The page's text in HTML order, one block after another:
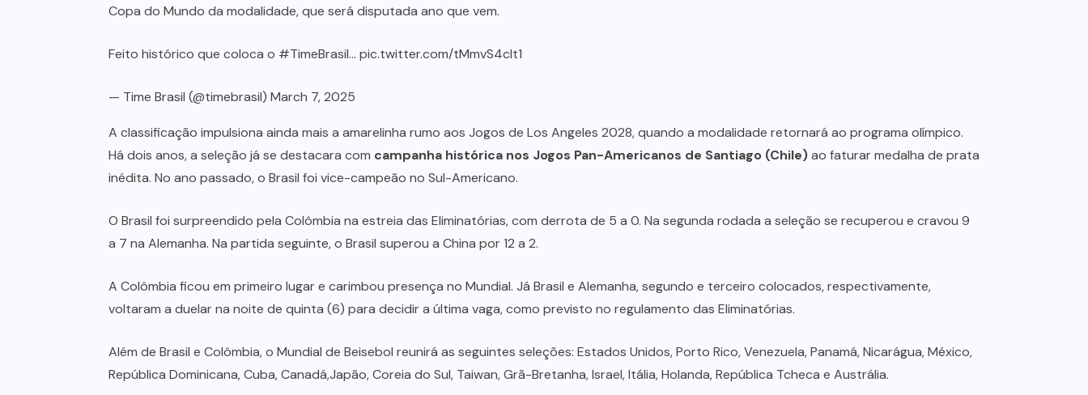
Copa do Mundo da modalidade, que será disputada ano que vem.
Feito histórico que coloca o #TimeBrasil… pic.twitter.com/tMmvS4clt1
— Time Brasil (@timebrasil) March 7, 2025
A classificação impulsiona ainda mais a amarelinha rumo aos Jogos de Los Angeles 2028, quando a modalidade retornará ao programa olímpico.
Há dois anos, a seleção já se destacara com campanha histórica nos Jogos Pan-Americanos de Santiago (Chile)ao faturar medalha de prata
inédita. No ano passado, o Brasil foi vice-campeão no Sul-Americano.
O Brasil foi surpreendido pela Colômbia na estreia das Eliminatórias, com derrota de 5 a 0. Na segunda rodada a seleção se recuperou e cravou 9
a 7 na Alemanha. Na partida seguinte, o Brasil superou a China por 12 a 2.
A Colômbia ficou em primeiro lugar e carimbou presença no Mundial. Já Brasil e Alemanha, segundo e terceiro colocados, respectivamente,
voltaram a duelar na noite de quinta (6) para decidir a última vaga, como previsto no regulamento das Eliminatórias.
Além de Brasil e Colômbia, o Mundial de Beisebol reunirá as seguintes seleções: Estados Unidos, Porto Rico, Venezuela, Panamá, Nicarágua, México,
República Dominicana, Cuba, Canadá,Japão, Coreia do Sul, Taiwan, Grã-Bretanha, Israel, Itália, Holanda, República Tcheca e Austrália.